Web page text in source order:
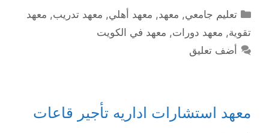
التصنيفات
تعليم جامعي, معهد, معهد أهلي, معهد تدريب, معهد
تقوية, معهد دورات, معهد في الكويت
أضف تعليق
معهد استشارات اداريه تأجير قاعات